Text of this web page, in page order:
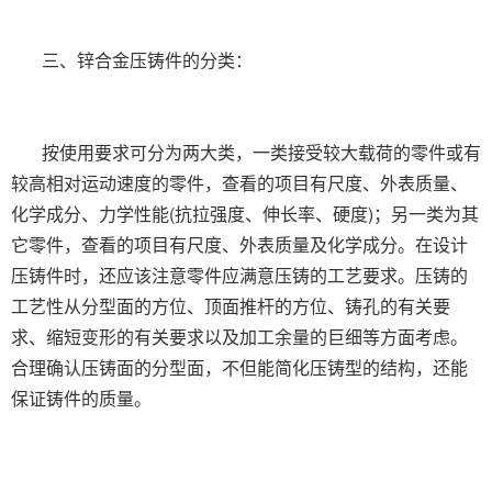
三、锌合金压铸件的分类：
按使用要求可分为两大类，一类接受较大载荷的零件或有
较高相对运动速度的零件，查看的项目有尺度、外表质量、
化学成分、力学性能(抗拉强度、伸长率、硬度)；另一类为其
它零件，查看的项目有尺度、外表质量及化学成分。在设计
压铸件时，还应该注意零件应满意压铸的工艺要求。压铸的
工艺性从分型面的方位、顶面推杆的方位、铸孔的有关要
求、缩短变形的有关要求以及加工余量的巨细等方面考虑。
合理确认压铸面的分型面，不但能简化压铸型的结构，还能
保证铸件的质量。